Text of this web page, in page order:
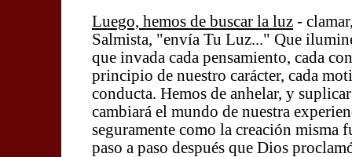
Luego, hemos de buscar la luz -
Salmista, "envía Tu Luz..." Que
que invada cada pensamiento, cada
principio de nuestro carácter, cada
conducta. Hemos de anhelar, y
cambiará el mundo de nuestra
seguramente como la creación misma
paso a paso después que Dios